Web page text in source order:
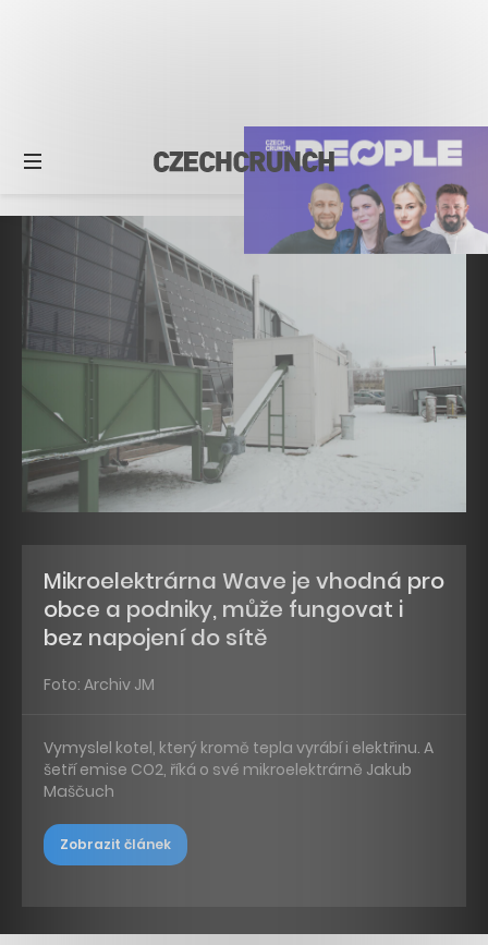
Mikroelektrárna Wave je vhodná pro
obce a podniky, může fungovat i
bez napojení do sítě
Foto: Archiv JM
Vymyslel kotel, který kromě tepla vyrábí i elektřinu. A
šetří emise CO2, říká o své mikroelektrárně Jakub
Maščuch
Zobrazit článek